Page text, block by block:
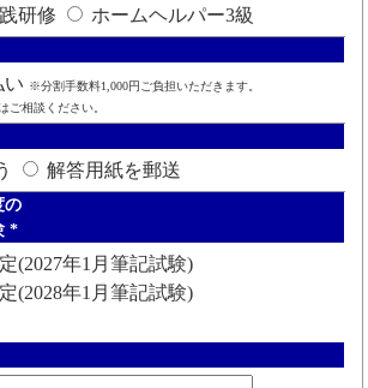
研修
ホームヘルパー3級
い ※分割手数料1,000円ご負担いただきます。
ご相談ください。
解答用紙を郵送
の
*
(2027年1月筆記試験)
(2028年1月筆記試験)